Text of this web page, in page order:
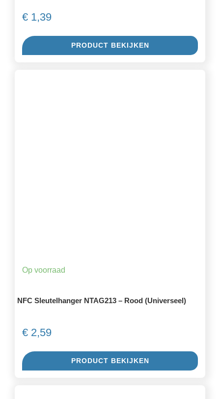
€1,39
PRODUCT BEKIJKEN
Op voorraad
NFC Sleutelhanger NTAG213 – Rood (Universeel)
€2,59
PRODUCT BEKIJKEN